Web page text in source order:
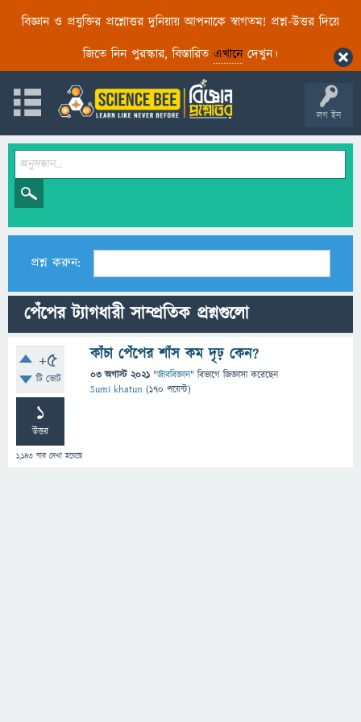
বিজ্ঞান ও প্রযুক্তির প্রশ্নোত্তর দুনিয়ায় আপনাকে স্বাগতম! প্রশ্ন-উত্তর দিয়ে
জিতে নিন পুরস্কার, বিস্তারিত এখানেদেখুন।
লগ ইন
প্রশ্ন করুন:
পেঁপের ট্যাগধারী সাম্প্রতিক প্রশ্নগুলো
+5
টি ভোট
1
উত্তর
1,143 বার দেখা হয়েছে
কাঁচা পেঁপের শাঁস কম দৃঢ় কেন?
03 অগাস্ট 2021 "জীববিজ্ঞান" বিভাগে জিজ্ঞাসাকরেছেন
Sumi khatun (170 পয়েন্ট)